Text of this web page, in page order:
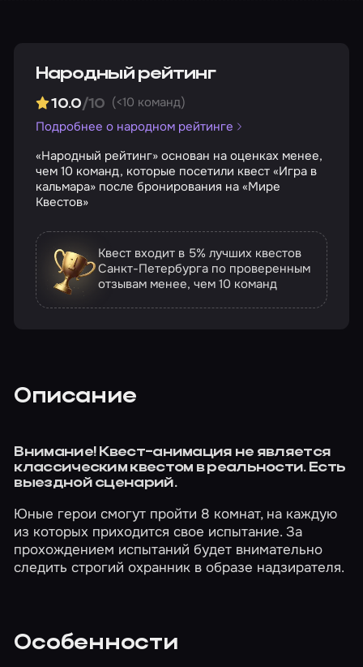
Народный рейтинг
10.0/10 (<10 команд)
Подробнее о народном рейтинге
«Народный рейтинг» основан на оценках менее,
чем 10 команд, которые посетили квест «Игра в
кальмара» после бронирования на «Мире
Квестов»
Квест входит в 5% лучших квестов
Санкт-Петербурга по проверенным
отзывам менее, чем 10 команд
Описание
Внимание! Квест-анимация не является
классическим квестом в реальности. Есть
выездной сценарий.
Юные герои смогут пройти 8 комнат, на каждую
из которых приходится свое испытание. За
прохождением испытаний будет внимательно
следить строгий охранник в образе надзирателя.
Особенности